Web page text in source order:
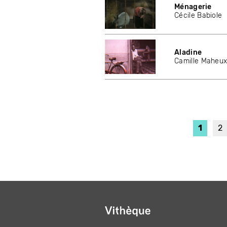
Ménagerie
Cécile Babiole
Aladine
Camille Maheux
Page
1 2